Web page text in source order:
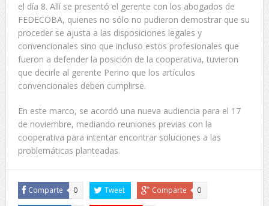
el día 8. Allí se presentó el gerente con los abogados de
FEDECOBA, quienes no sólo no pudieron demostrar que su
proceder se ajusta a las disposiciones legales y
convencionales sino que incluso estos profesionales que
fueron a defender la posición de la cooperativa, tuvieron
que decirle al gerente Perino que los artículos
convencionales deben cumplirse.
En este marco, se acordó una nueva audiencia para el 17
de noviembre, mediando reuniones previas con la
cooperativa para intentar encontrar soluciones a las
problemáticas planteadas.
Comparte 0 Tweet Comparte 0